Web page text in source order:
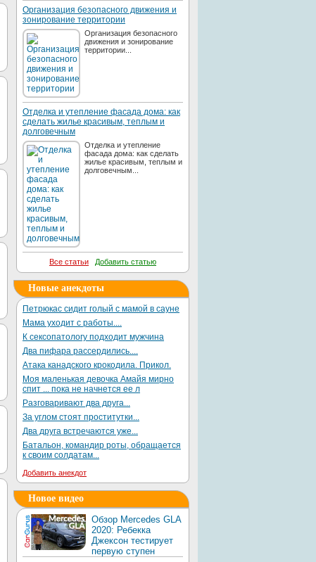
Организация безопасного движения и
зонирование территории
Организация безопасного
движения и зонирование
территории...
Отделка и утепление фасада дома: как
сделать жилье красивым, теплым и
долговечным
Отделка и утепление
фасада дома: как сделать
жилье красивым, теплым и
долговечным...
Все статьи Добавить статью
Новые анекдоты
Петрюкас сидит голый с мамой в сауне
Мама уходит с работы....
К сексопатологу подходит мужчина
Два пифара рассердились....
Атака канадского крокодила. Прикол.
Моя маленькая девочка Амайя мирно
спит ... пока не начнется ее л
Разговаривают два друга...
За углом стоят проститутки...
Два друга встречаются уже...
Батальон, командир роты, обращается
к своим солдатам...
Добавить анекдот
Новое видео
Обзор Mercedes GLA
2020: Ребекка
Джексон тестирует
первую ступен